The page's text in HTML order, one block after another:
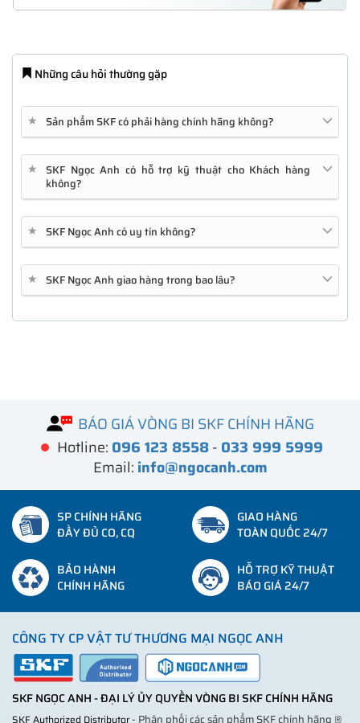
Những câu hỏi thường gặp
★ Sản phẩm SKF có phải hàng chính hãng không?
★ SKF Ngọc Anh có hỗ trợ kỹ thuật cho Khách hàng
không?
★ SKF Ngọc Anh có uy tín không?
★ SKF Ngọc Anh giao hàng trong bao lâu?
BÁO GIÁ VÒNG BI SKF CHÍNH HÃNG
Hotline: 096 123 8558- 033 999 5999
Email: info@ngocanh.com
SP CHÍNH HÃNG
ĐẦY ĐỦ CO, CQ
GIAO HÀNG
TOÀN QUỐC 24/7
BẢO HÀNH
CHÍNH HÃNG
HỖ TRỢ KỸ THUẬT
BÁO GIÁ 24/7
CÔNG TY CP VẬT TƯ THƯƠNG MẠI NGỌC ANH
SKF NGỌC ANH - ĐẠI LÝ ỦY QUYỀN VÒNG BI SKF CHÍNH HÃNG
SKF Authorized Distributor